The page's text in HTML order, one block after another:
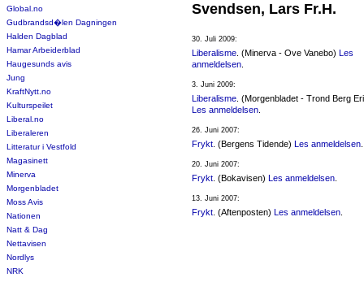
Global.no
Gudbrandsd�len Dagningen
Halden Dagblad
Hamar Arbeiderblad
Haugesunds avis
Jung
KraftNytt.no
Kulturspeilet
Liberal.no
Liberaleren
Litteratur i Vestfold
Magasinett
Minerva
Morgenbladet
Moss Avis
Nationen
Natt & Dag
Nettavisen
Nordlys
NRK
Svendsen, Lars Fr.H.
30. Juli 2009:
Liberalisme . (Minerva - Ove Vanebo) Les
anmeldelsen
3. Juni 2009:
Liberalisme . (Morgenbladet - Trond Berg
Les anmeldelsen
26. Juni 2007:
Frykt . (Bergens Tidende) Les anmeldelsen
20. Juni 2007:
Frykt . (Bokavisen) Les anmeldelsen
13. Juni 2007:
Frykt . (Aftenposten) Les anmeldelsen